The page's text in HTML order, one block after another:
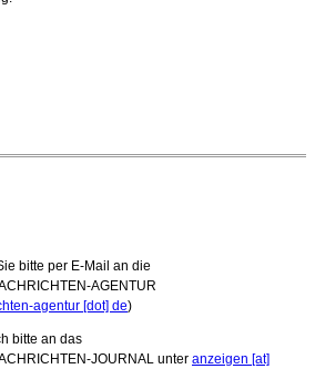
bitte per E-Mail an die
AGENTUR
agentur [dot] de)
bitte an das
JOURNAL unter anzeigen [at]